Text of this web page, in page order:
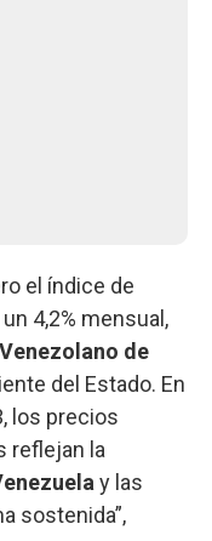
el índice de
4,2% mensual,
de
del Estado. En
los precios
reflejan la
y las
sostenida”,